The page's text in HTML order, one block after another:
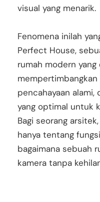
visual yang menarik.
Fenomena inilah
Perfect House,
rumah modern
pencahayaan alami,
yang optimal untuk
Bagi seorang
hanya tentang
bagaimana sebuah
kamera tanpa